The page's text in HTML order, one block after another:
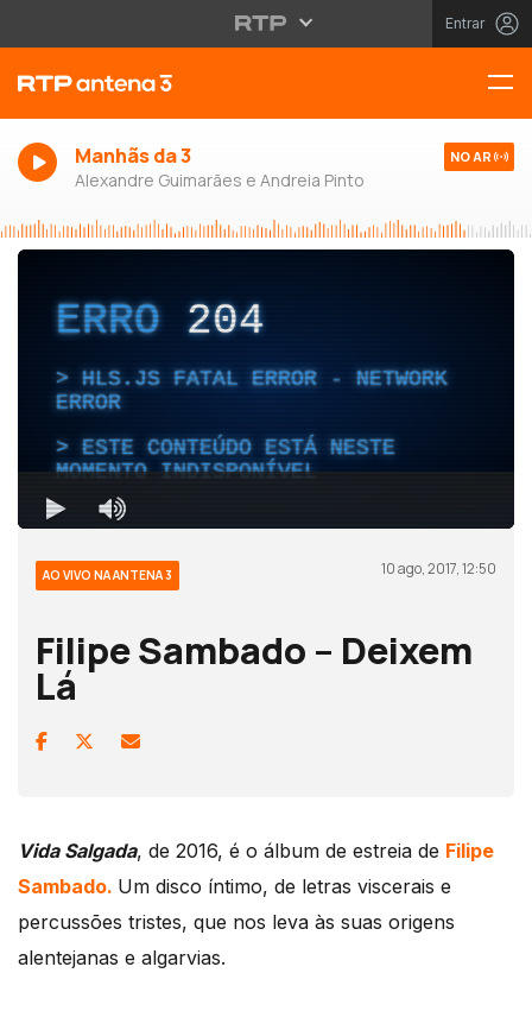
Entrar
Manhãs da 3
Alexandre Guimarães e Andreia Pinto
NO AR
AO VIVO NA ANTENA 3 10 ago, 2017, 12:50
Filipe Sambado – Deixem
Lá
Vida Salgada, de 2016, é o álbum de estreia de Filipe
Sambado. Um disco íntimo, de letras viscerais e
percussões tristes, que nos leva às suas origens
alentejanas e algarvias.